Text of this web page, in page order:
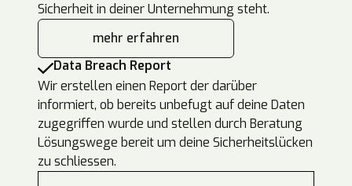
Sicherheit in deiner Unternehmung steht.
mehr erfahren
Data Breach Report
Wir erstellen einen Report der darüber
informiert, ob bereits unbefugt auf deine Daten
zugegriffen wurde und stellen durch Beratung
Lösungswege bereit um deine Sicherheitslücken
zu schliessen.